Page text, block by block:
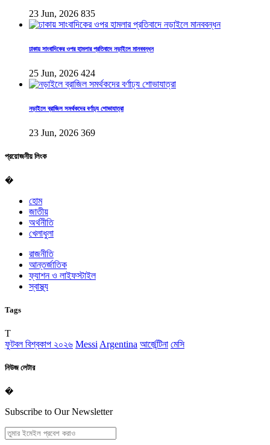
23 Jun, 2026 835
ঢাকায় সাংবাদিকের ওপর হামলার প্রতিবাদে নড়াইলে মানববন্ধন
25 Jun, 2026 424
নড়াইলে ব্রাজিল সমর্থকদের বর্ণাঢ্য শোভাযাত্রা
23 Jun, 2026 369
প্রয়োজনীয় লিংক
�
হোম
জাতীয়
অর্থনীতি
খেলাধুলা
রাজনীতি
আন্তর্জাতিক
ফ্যাশন ও লাইফস্টাইল
স্বাস্থ্য
Tags
T
ফুটবল বিশ্বকাপ ২০২৬ Messi Argentina আর্জেন্টিনা মেসি
নিউজ লেটার
�
Subscribe to Our Newsletter